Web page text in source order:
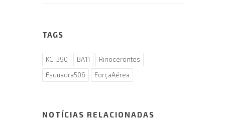
TAGS
KC-390 BA11
Rinocerontes
Esquadra506
ForçaAérea
NOTÍCIAS RELACIONADAS